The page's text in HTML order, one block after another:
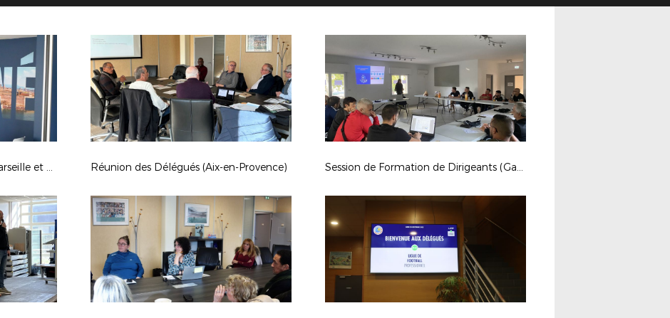
Double Séminaire en LMF (Marseille et Aix) Réunion des Délégués (Aix-en-Provence) Session de Formation de Dirigeants (Garéoult)